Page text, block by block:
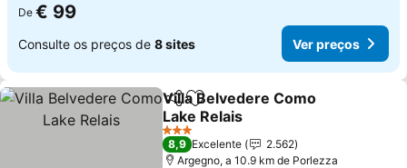
De € 99
Consulte os preços de 8 sites Ver preços
PartilharAdicionar aos favoritos
Villa Belvedere Como
Lake Relais
3 Estrelas
8,9 Excelente
2.562
Argegno, a 10.9 km de Porlezza